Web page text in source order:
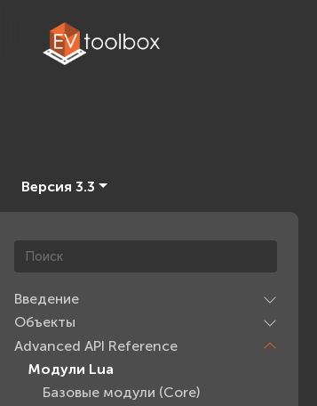
Версия 3.3
Введение
Объекты
Advanced API Reference
Модули Lua
Базовые модули (Core)